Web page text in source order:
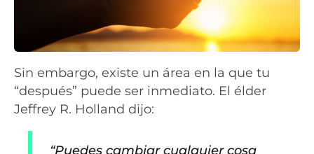
Sin embargo, existe un área en la que tu
“después” puede ser inmediato. El élder
Jeffrey R. Holland dijo:
“Puedes cambiar cualquier cosa